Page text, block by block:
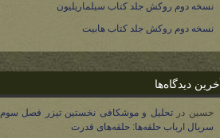
نسخه دوم روکش جلد کتاب سیلماریلیون
نسخه دوم روکش جلد کتاب هابیت
آخرین دیدگاه‌ها
حسین درتحلیل و موشکافی نخستین تیزر فصل سوم
سریال ارباب حلقه‌ها: حلقه‌های قدرت